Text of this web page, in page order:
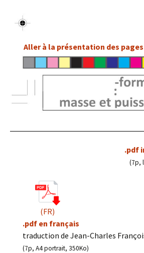
Aller à la présentation des pages
.pdf
(7p,
(FR)
.pdf en français
traduction de Jean-Charles
(7p, A4 portrait, 350Ko)